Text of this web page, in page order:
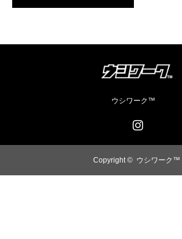
ウシワーク™️
Copyright © ウシワーク™️